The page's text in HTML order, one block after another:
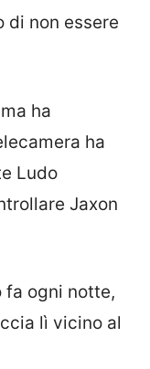
di non essere
ha
ha
Ludo
Jaxon
fa ogni notte,
lì vicino al